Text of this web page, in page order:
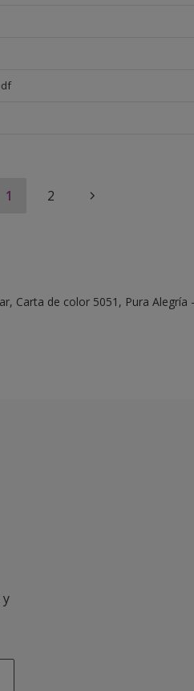
1 2
Carta de color 5051, Pura Alegría
y